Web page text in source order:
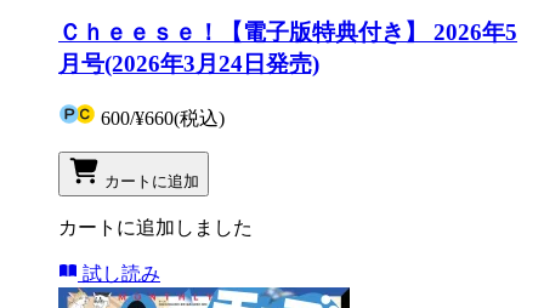
Ｃｈｅｅｓｅ！【電子版特典付き】 2026年5
月号(2026年3月24日発売)
600/¥660(税込)
カートに追加
カートに追加しました
試し読み